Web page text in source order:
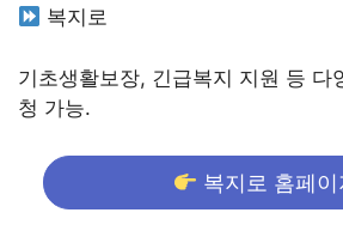
복지로
기초생활보장, 긴급복지 지원 등 다
청 가능.
복지로 홈페이